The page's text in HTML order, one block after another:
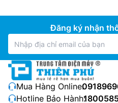
Đăng ký nhận
Mua Hàng Online:
Hotline Bảo Hành: